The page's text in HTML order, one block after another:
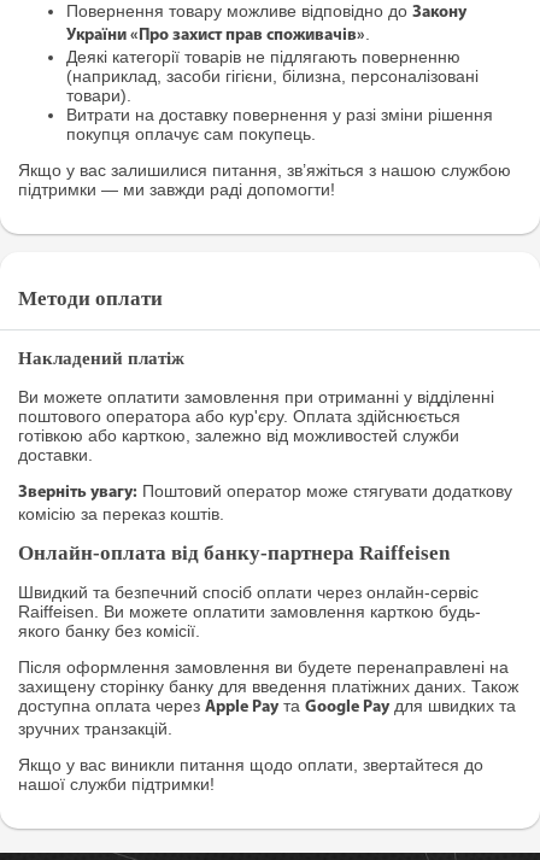
Повернення товару можливе відповідно до Закону
України «Про захист прав споживачів».
Деякі категорії товарів не підлягають поверненню
(наприклад, засоби гігієни, білизна, персоналізовані
товари).
Витрати на доставку повернення у разі зміни рішення
покупця оплачує сам покупець.
Якщо у вас залишилися питання, зв’яжіться з нашою службою
підтримки — ми завжди раді допомогти!
Методи оплати
Накладений платіж
Ви можете оплатити замовлення при отриманні у відділенні
поштового оператора або кур'єру. Оплата здійснюється
готівкою або карткою, залежно від можливостей служби
доставки.
Зверніть увагу: Поштовий оператор може стягувати додаткову
комісію за переказ коштів.
Онлайн-оплата від банку-партнера Raiffeisen
Швидкий та безпечний спосіб оплати через онлайн-сервіс
Raiffeisen. Ви можете оплатити замовлення карткою будь-
якого банку без комісії.
Після оформлення замовлення ви будете перенаправлені на
захищену сторінку банку для введення платіжних даних. Також
доступна оплата через Apple Pay та Google Pay для швидких та
зручних транзакцій.
Якщо у вас виникли питання щодо оплати, звертайтеся до
нашої служби підтримки!